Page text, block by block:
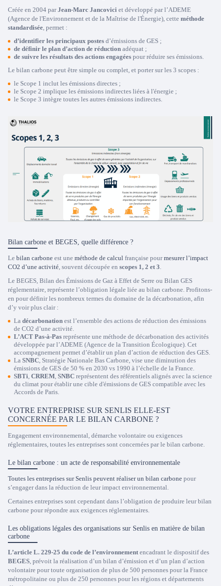
Créée en 2004 parJean-Marc Jancovici et développé par l’ADEME
(Agence de l'Environnement et de la Maîtrise de l'Énergie), cette méthode
standardisée, permet :
d’identifier les principaux postes d’émissions de GES ;
de définir le plan d’action de réduction adéquat ;
de suivre les résultats des actions engagées pour réduire ses émissions.
Le bilan carbone peut être simple ou complet, et porter sur les 3 scopes :
le Scope 1 inclut les émissions directes ;
le Scope 2 implique les émissions indirectes liées à l'énergie ;
le Scope 3 intègre toutes les autres émissions indirectes.
Bilan carbone et BEGES, quelle différence ?
Le bilan carbone est une méthode de calcul française pourmesurer l’impact
CO2 d’une activité, souvent découpée en scopes 1, 2 et 3.
Le BEGES, Bilan des Émissions de Gaz à Effet de Serre ou Bilan GES
réglementaire, représente l’obligation légale liée au bilan carbone. Profitons-
en pour définir les nombreux termes du domaine de la décarbonation, afin
d’y voir plus clair :
La décarbonation est l’ensemble des actions de réduction des émissions
de CO2 d’une activité.
L’ACT Pas-à-Pas représente une méthode de décarbonation des activités
développée par l’ADEME (Agence de la Transition Écologique). Cet
accompagnement permet d’établir un plan d’action de réduction des GES.
La SNBC, Stratégie Nationale Bas Carbone, vise une diminution des
émissions de GES de 50 % en 2030 vs 1990 à l’échelle de la France.
SBTi, CRREM, SNBC représentent des référentiels alignés avec la science
du climat pour établir une cible d'émissions de GES compatible avec les
Accords de Paris.
VOTRE ENTREPRISE SUR SENLIS ELLE-EST
CONCERNÉE PAR LE BILAN CARBONE ?
Engagement environnemental, démarche volontaire ou exigences
réglementaires, toutes les entreprises sont concernées par le bilan carbone.
Le bilan carbone : un acte de responsabilité environnementale
Toutes les entreprises sur Senlis peuvent réaliser un bilan carbone pour
s’engager dans la réduction de leur impact environnemental.
Certaines entreprises sont cependant dans l’obligation de produire leur bilan
carbone pour répondre aux exigences réglementaires.
Les obligations légales des organisations sur Senlis en matière de bilan
carbone
L’article L. 229-25 du code de l’environnement encadrant le dispositif des
BEGES, prévoit la réalisation d’un bilan d’émission et d’un plan d’action
volontaire pour toute organisation de plus de 500 personnes pour la France
métropolitaine ou plus de 250 personnes pour les régions et départements